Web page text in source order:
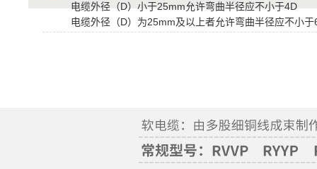
电缆外径（D）小于25mm允许弯曲半径应不小于4D
电缆外径（D）为25mm及以上者允许弯曲半径应不